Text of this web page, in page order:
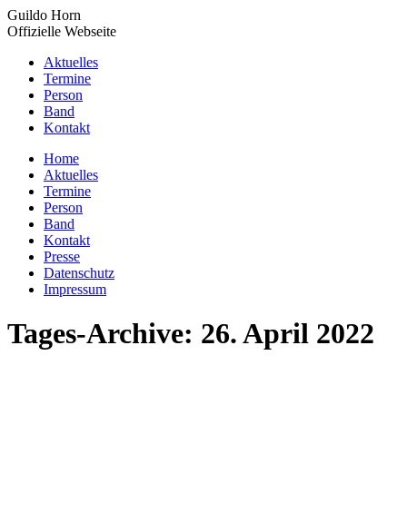
Zum
Inhalt
Guildo Horn
Offizielle Webseite
Aktuelles
Termine
Person
Band
Kontakt
YouTube
page
opens
new
window
Facebook
page
opens
new
window
page
opens
new
window
Instagram
page
opens
new
window
Home
Aktuelles
Termine
Person
Band
Kontakt
Presse
Datenschutz
Impressum
Tages-Archive: 26. April 2022